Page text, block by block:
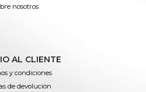
nosotros
AL CLIENTE
y condiciones
de devolución